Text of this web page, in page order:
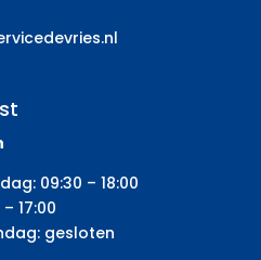
09:30 – 18:00
17:00
gesloten